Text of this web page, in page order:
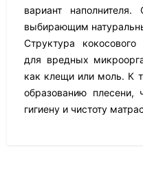
вариант
выбирающим
Структура
для вредных
как клещи или моль. К
образованию плесени,
гигиену и чистоту